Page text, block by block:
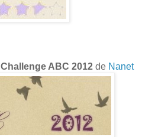
Challenge ABC 2012 de Nanet